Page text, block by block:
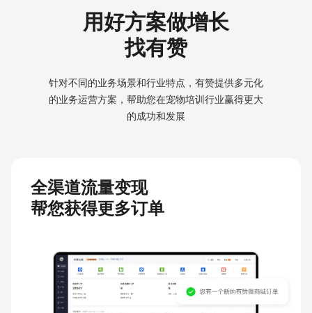
用好方案做增长
找有赞
针对不同的业务场景和行业特点，有赞提供多元化
的业务运营方案，帮助您在宠物培训行业赢得更大
的成功和发展
全渠道流量变现
帮您获得更多订单